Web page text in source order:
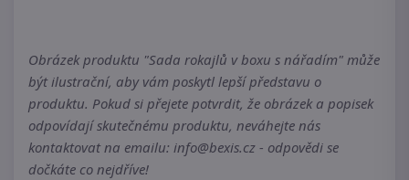
Obrázek produktu "Sada rokajlů v boxu s nářadím" může
být ilustrační, aby vám poskytl lepší představu o
produktu. Pokud si přejete potvrdit, že obrázek a popisek
odpovídají skutečnému produktu, neváhejte nás
kontaktovat na emailu: info@bexis.cz - odpovědi se
dočkáte co nejdříve!